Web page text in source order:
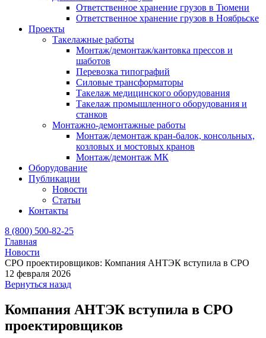
Ответственное хранение грузов в Тюмени
Ответственное хранение грузов в Ноябрьске
Проекты
Такелажные работы
Монтаж/демонтаж/кантовка прессов и
шаботов
Перевозка типографий
Силовые трансформаторы
Такелаж медицинского оборудования
Такелаж промышленного оборудования и
станков
Монтажно-демонтажные работы
Монтаж/демонтаж кран-балок, консольных,
козловых и мостовых кранов
Монтаж/демонтаж МК
Оборудование
Публикации
Новости
Статьи
Контакты
8 (800) 500-82-25
Главная
Новости
СРО проектировщиков: Компания АНТЭК вступила в СРО
12 февраля 2026
Вернуться назад
Компания АНТЭК вступила в СРО
проектировщиков